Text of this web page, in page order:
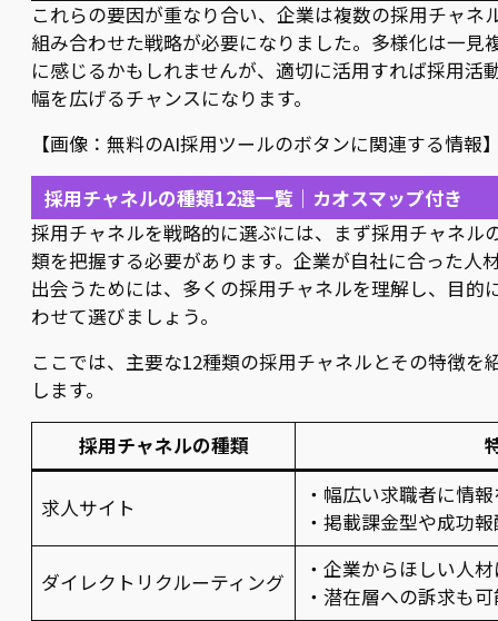
これらの要因が重なり合い、企業は複数の採用チャネ
組み合わせた戦略が必要になりました。多様化は一見
に感じるかもしれませんが、適切に活用すれば採用活
幅を広げるチャンスになります。
【画像：無料のAI採用ツールのボタンに関連する情報
採用チャネルの種類12選一覧｜カオスマップ付き
採用チャネルを戦略的に選ぶには、まず採用チャネル
類を把握する必要があります。企業が自社に合った人
出会うためには、多くの採用チャネルを理解し、目的
わせて選びましょう。
ここでは、主要な12種類の採用チャネルとその特徴を
します。
採用チャネルの種類
求人サイト
・幅広い求職者に情
・掲載課金型や成功
ダイレクトリクルーティング
・企業からほしい人
・潜在層への訴求も